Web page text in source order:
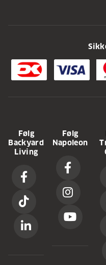
Følg
Backyard
Living
Følg
Napoleon